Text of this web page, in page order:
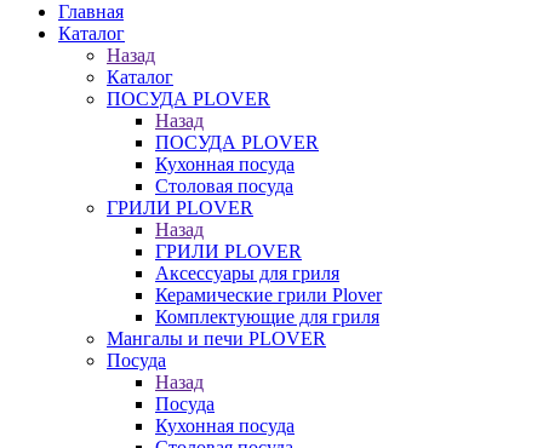
Главная
Каталог
Назад
Каталог
ПОСУДА PLOVER
Назад
ПОСУДА PLOVER
Кухонная посуда
Столовая посуда
ГРИЛИ PLOVER
Назад
ГРИЛИ PLOVER
Аксессуары для гриля
Керамические грили Plover
Комплектующие для гриля
Мангалы и печи PLOVER
Посуда
Назад
Посуда
Кухонная посуда